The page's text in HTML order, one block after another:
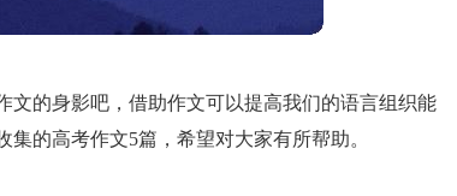
文的身影吧，借助作文可以提高我们的语言组织能
的高考作文5篇，希望对大家有所帮助。